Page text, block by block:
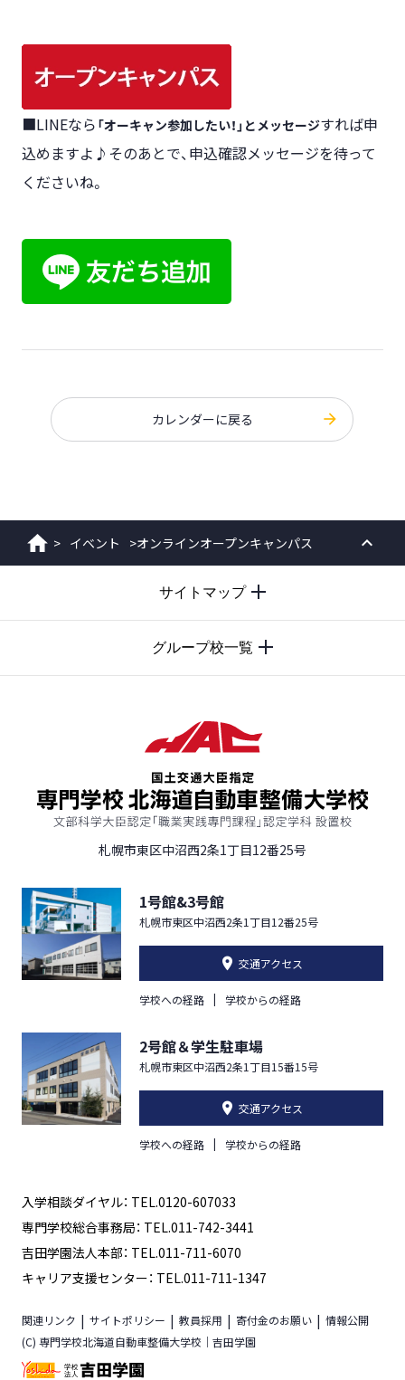
■LINEなら 「オーキャン参加したい！」とメッセージすれば申
込めますよ♪そのあとで、申込確認メッセージを待って
くださいね。
カレンダーに戻る
ホーム
> イベント >オンラインオープンキャンパス
PAGE
サイトマップ
グループ校一覧
札幌市東区中沼西2条1丁目12番25号
1号館&3号館
札幌市東区中沼西2条1丁目12番25号
交通アクセス
学校への経路 学校からの経路
2号館＆学生駐車場
札幌市東区中沼西2条1丁目15番15号
交通アクセス
学校への経路 学校からの経路
入学相談ダイヤル： TEL.0120-607033
専門学校総合事務局： TEL.011-742-3441
吉田学園法人本部： TEL.011-711-6070
キャリア支援センター： TEL.011-711-1347
関連リンク サイトポリシー 教員採用 寄付金のお願い
情報公開
(C) 専門学校北海道自動車整備大学校｜吉田学園